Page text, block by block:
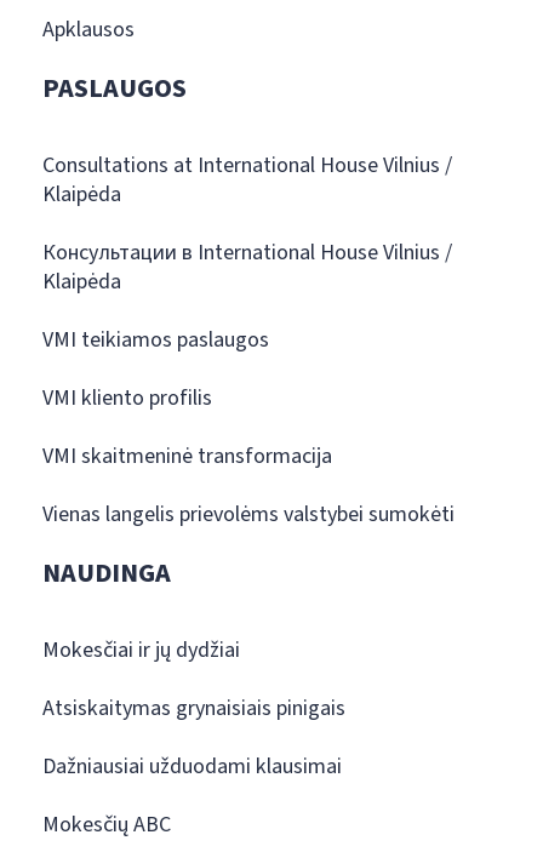
Apklausos
PASLAUGOS
Consultations at International House Vilnius /
Klaipėda
Консультации в International House Vilnius /
Klaipėda
VMI teikiamos paslaugos
VMI kliento profilis
VMI skaitmeninė transformacija
Vienas langelis prievolėms valstybei sumokėti
NAUDINGA
Mokesčiai ir jų dydžiai
Atsiskaitymas grynaisiais pinigais
Dažniausiai užduodami klausimai
Mokesčių ABC